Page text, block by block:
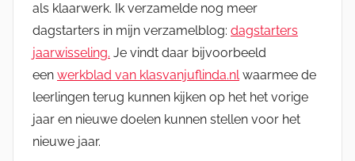
als klaarwerk. Ik verzamelde nog meer
dagstarters in mijn verzamelblog: dagstarters
jaarwisseling. Je vindt daar bijvoorbeeld
een werkblad van klasvanjuflinda.nlwaarmee de
leerlingen terug kunnen kijken op het het vorige
jaar en nieuwe doelen kunnen stellen voor het
nieuwe jaar.